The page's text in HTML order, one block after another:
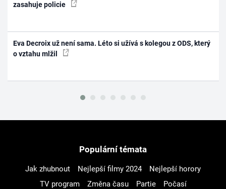
zasahuje policie
Eva Decroix už není sama. Léto si užívá s kolegou z ODS, který
o vztahu mlžil
Populární témata
Jak zhubnout Nejlepší filmy 2024
Nejlepší horory
TV program
Změna času Partie
Počasí